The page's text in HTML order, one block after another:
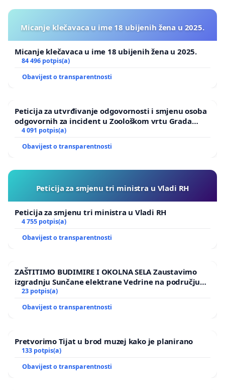
Micanje klečavaca u ime 18 ubijenih žena u 2025.
Micanje klečavaca u ime 18 ubijenih žena u 2025.
84 496 potpis(a)
Obavijest o transparentnosti
Peticija za utvrđivanje odgovornosti i smjenu osoba
odgovornih za incident u Zoološkom vrtu Grada
Zagreba
4 091 potpis(a)
Obavijest o transparentnosti
Peticija za smjenu tri ministra u Vladi RH
Peticija za smjenu tri ministra u Vladi RH
4 755 potpis(a)
Obavijest o transparentnosti
ZAŠTITIMO BUDIMIRE I OKOLNA SELA Zaustavimo
izgradnju Sunčane elektrane Vedrine na području
Ugljana
23 potpis(a)
Obavijest o transparentnosti
Pretvorimo Tijat u brod muzej kako je planirano
133 potpis(a)
Obavijest o transparentnosti